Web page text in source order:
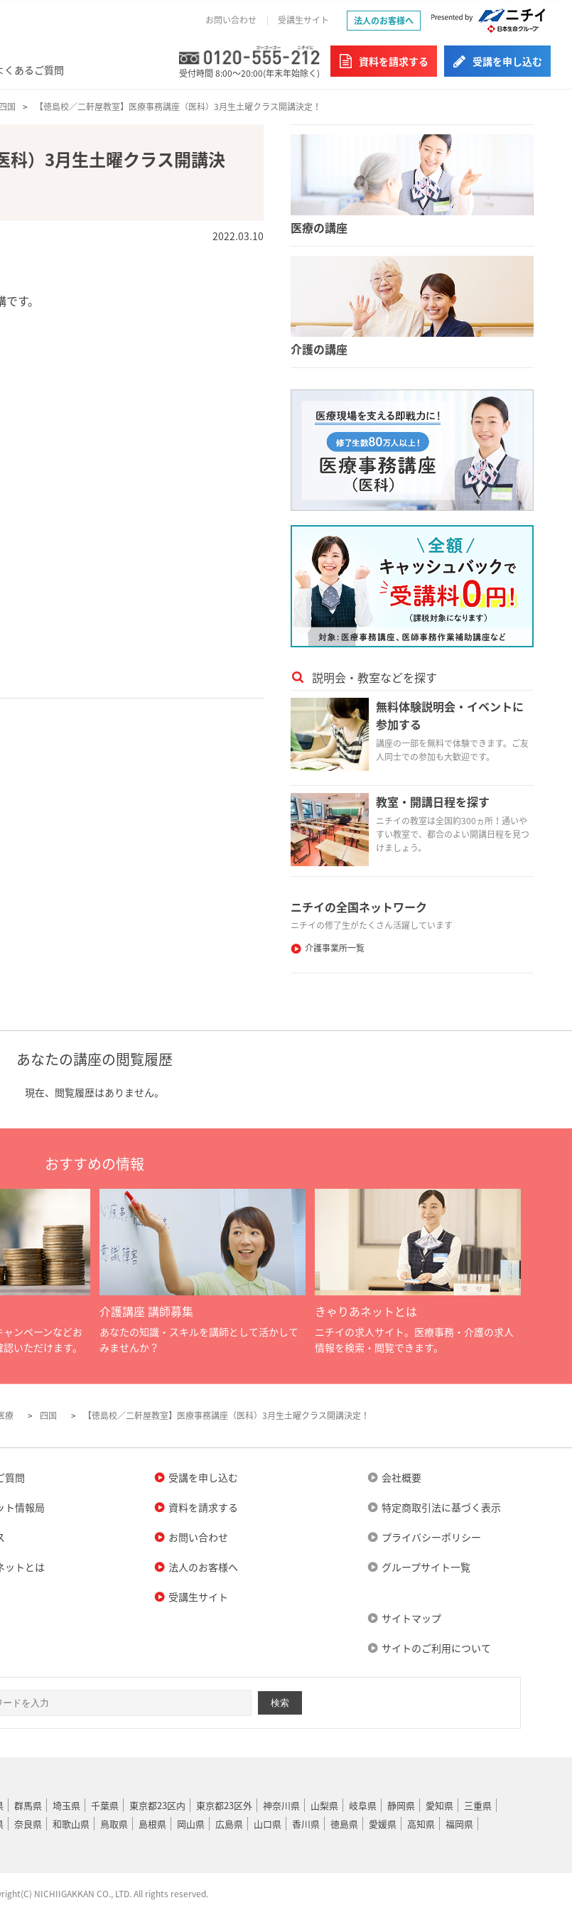
お問い合わせ 受講生サイト 法人のお客様へ
くあるご質問 受付時間 8:00～20:00(年末年始除く)
資料を請求する 受講を申し込む
四国 【徳島校／二軒屋教室】医療事務講座（医科）3月生土曜クラス開講決定！
科）3月生土曜クラス開講決
2022.03.10
す。
医療の講座
介護の講座
説明会・教室などを探す
無料体験説明会・イベントに
参加する
講座の一部を無料で体験できます。ご友
人同士での参加も大歓迎です。
教室・開講日程を探す
ニチイの教室は全国約300ヵ所！通いや
すい教室で、都合のよい開講日程を見つ
けましょう。
ニチイの全国ネットワーク
ニチイの修了生がたくさん活躍しています
介護事業所一覧
あなたの講座の閲覧履歴
現在、閲覧履歴はありません。
おすすめの情報
ンペーンなどお
いただけます。
介護講座 講師募集
あなたの知識・スキルを講師として活かして
みませんか？
きゃりあネットとは
ニチイの求人サイト。医療事務・介護の求人
情報を検索・閲覧できます。
療 四国 【徳島校／二軒屋教室】医療事務講座（医科）3月生土曜クラス開講決定！
質問
ト情報局
ットとは
受講を申し込む
資料を請求する
お問い合わせ
法人のお客様へ
受講生サイト
会社概要
特定商取引法に基づく表示
プライバシーポリシー
グループサイト一覧
サイトマップ
サイトのご利用について
群馬県 埼玉県 千葉県 東京都23区内 東京都23区外 神奈川県 山梨県 岐阜県 静岡県 愛知県
三重県
奈良県 和歌山県 鳥取県 島根県 岡山県 広島県 山口県 香川県 徳島県 愛媛県 高知県
福岡県
NICHIIGAKKAN CO., LTD. All rights reserved.